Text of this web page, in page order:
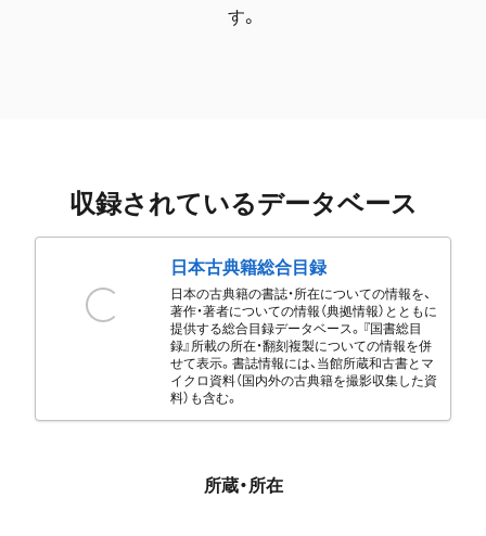
す。
収録されているデータベース
日本古典籍総合目録
日本の古典籍の書誌・所在についての情報を、
著作・著者についての情報（典拠情報）とともに
提供する総合目録データベース。『国書総目
録』所載の所在・翻刻複製についての情報を併
せて表示。書誌情報には、当館所蔵和古書とマ
イクロ資料（国内外の古典籍を撮影収集した資
料）も含む。
所蔵・所在